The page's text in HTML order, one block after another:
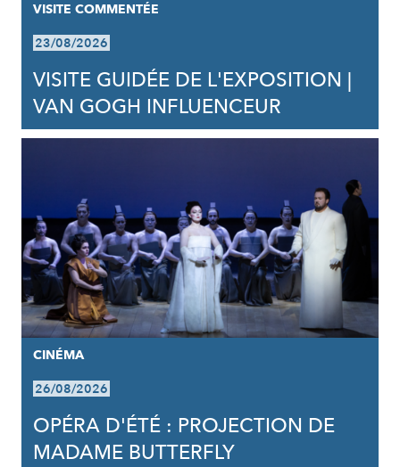
VISITE COMMENTÉE
23/08/2026
VISITE GUIDÉE DE L'EXPOSITION |
VAN GOGH INFLUENCEUR
CINÉMA
26/08/2026
OPÉRA D'ÉTÉ : PROJECTION DE
MADAME BUTTERFLY